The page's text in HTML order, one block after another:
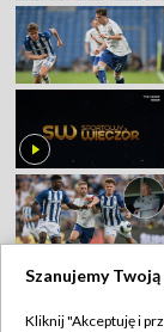
Szanujemy
Kliknij "Akceptuję i